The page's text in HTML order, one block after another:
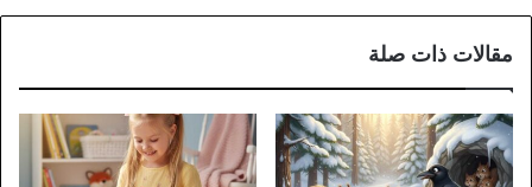
مقالات ذات صلة